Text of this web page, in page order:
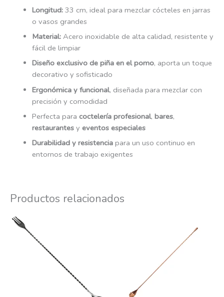
Longitud:33 cm, ideal para mezclar cócteles en jarras
o vasos grandes
Material:Acero inoxidable de alta calidad, resistente y
fácil de limpiar
Diseño exclusivo de piña en el pomo, aporta un toque
decorativo y sofisticado
Ergonómica y funcional, diseñada para mezclar con
precisión y comodidad
Perfecta para coctelería profesional, bares,
restaurantesy eventos especiales
Durabilidad y resistenciapara un uso continuo en
entornos de trabajo exigentes
Productos relacionados